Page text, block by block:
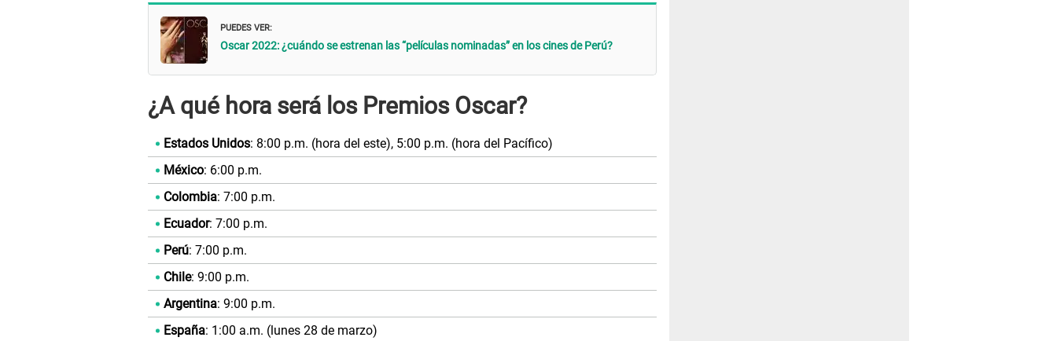
PUEDES VER:
Oscar 2022: ¿cuándo se estrenan las “películas nominadas” en los cines de Perú?
¿A qué hora será los Premios Oscar?
Estados Unidos: 8:00 p.m. (hora del este), 5:00 p.m. (hora del Pacífico)
México: 6:00 p.m.
Colombia: 7:00 p.m.
Ecuador: 7:00 p.m.
Perú: 7:00 p.m.
Chile: 9:00 p.m.
Argentina: 9:00 p.m.
España: 1:00 a.m. (lunes 28 de marzo)